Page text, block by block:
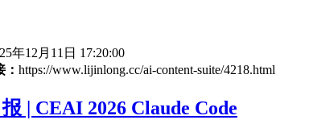
年12月11日 17:20:00
https://www.lijinlong.cc/ai-content-suite/4218.html
| CEAI 2026 Claude Code